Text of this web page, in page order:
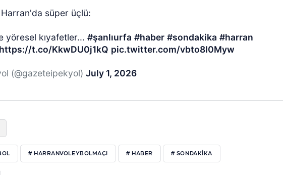
Harran'da süper üçlü:
yöresel kıyafetler...#şanlıurfa #haber #sondakika #harran
https://t.co/KkwDU0j1kQ pic.twitter.com/vbto8I0Myw
(@gazeteipekyol) July 1, 2026
# HARRANVOLEYBOLMAÇI # HABER # SONDAKIKA